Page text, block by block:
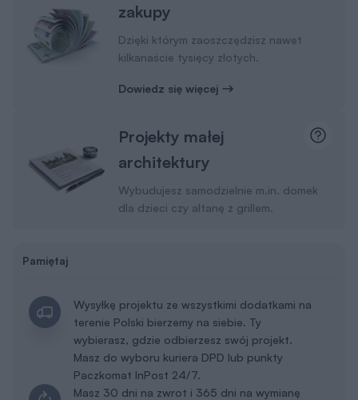
zakupy
Dzięki którym zaoszczędzisz nawet
kilkanaście tysięcy złotych.
Dowiedz się więcej
Projekty małej
architektury
Wybudujesz samodzielnie m.in. domek
dla dzieci czy altanę z grillem.
Pamiętaj
Wysyłkę projektu ze wszystkimi dodatkami na
terenie Polski bierzemy na siebie. Ty
wybierasz, gdzie odbierzesz swój projekt.
Masz do wyboru kuriera DPD lub punkty
Paczkomat InPost 24/7.
Masz 30 dni na zwrot i 365 dni na wymianę